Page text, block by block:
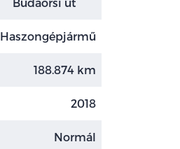
Haszongépjármű
188.874 km
2018
Normál